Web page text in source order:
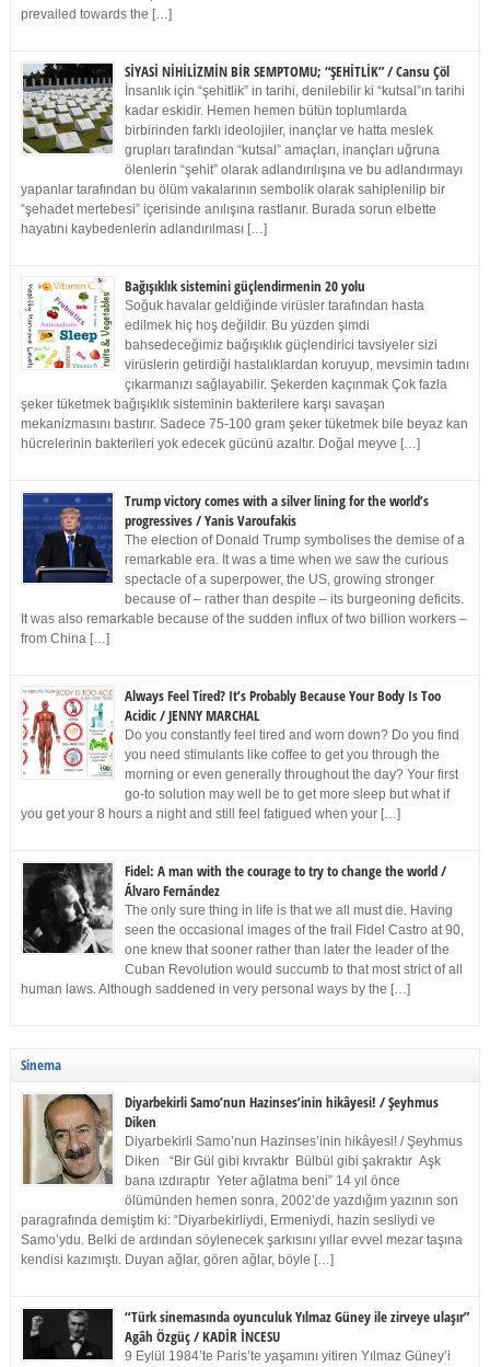
prevailed towards the […]
SİYASİ NİHİLİZMİN BİR SEMPTOMU; “ŞEHİTLİK” / Cansu Çöl
İnsanlık için “şehitlik” in tarihi, denilebilir ki “kutsal”ın tarihi
kadar eskidir. Hemen hemen bütün toplumlarda
birbirinden farklı ideolojiler, inançlar ve hatta meslek
grupları tarafından “kutsal” amaçları, inançları uğruna
ölenlerin “şehit” olarak adlandırılışına ve bu adlandırmayı
yapanlar tarafından bu ölüm vakalarının sembolik olarak sahiplenilip bir
“şehadet mertebesi” içerisinde anılışına rastlanır. Burada sorun elbette
hayatını kaybedenlerin adlandırılması […]
Bağışıklık sistemini güçlendirmenin 20 yolu
Soğuk havalar geldiğinde virüsler tarafından hasta
edilmek hiç hoş değildir. Bu yüzden şimdi
bahsedeceğimiz bağışıklık güçlendirici tavsiyeler sizi
virüslerin getirdiği hastalıklardan koruyup, mevsimin tadını
çıkarmanızı sağlayabilir. Şekerden kaçınmak Çok fazla
şeker tüketmek bağışıklık sisteminin bakterilere karşı savaşan
mekanizmasını bastırır. Sadece 75-100 gram şeker tüketmek bile beyaz kan
hücrelerinin bakterileri yok edecek gücünü azaltır. Doğal meyve […]
Trump victory comes with a silver lining for the world’s
progressives / Yanis Varoufakis
The election of Donald Trump symbolises the demise of a
remarkable era. It was a time when we saw the curious
spectacle of a superpower, the US, growing stronger
because of – rather than despite – its burgeoning deficits.
It was also remarkable because of the sudden influx of two billion workers –
from China […]
Always Feel Tired? It’s Probably Because Your Body Is Too
Acidic / JENNY MARCHAL
Do you constantly feel tired and worn down? Do you find
you need stimulants like coffee to get you through the
morning or even generally throughout the day? Your first
go-to solution may well be to get more sleep but what if
you get your 8 hours a night and still feel fatigued when your […]
Fidel: A man with the courage to try to change the world /
Álvaro Fernández
The only sure thing in life is that we all must die. Having
seen the occasional images of the frail Fidel Castro at 90,
one knew that sooner rather than later the leader of the
Cuban Revolution would succumb to that most strict of all
human laws. Although saddened in very personal ways by the […]
Sinema
Diyarbekirli Samo’nun Hazinses’inin hikâyesi! / Şeyhmus
Diken
Diyarbekirli Samo’nun Hazinses’inin hikâyesi! / Şeyhmus
Diken “Bir Gül gibi kıvraktır Bülbül gibi şakraktır Aşk
bana ızdıraptır Yeter ağlatma beni” 14 yıl önce
ölümünden hemen sonra, 2002’de yazdığım yazının son
paragrafında demiştim ki: “Diyarbekirliydi, Ermeniydi, hazin sesliydi ve
Samo’ydu. Belki de ardından söylenecek şarkısını yıllar evvel mezar taşına
kendisi kazımıştı. Duyan ağlar, gören ağlar, böyle […]
“Türk sinemasında oyunculuk Yılmaz Güney ile zirveye ulaşır”
Agâh Özgüç / KADİR İNCESU
9 Eylül 1984’te Paris’te yaşamını yitiren Yılmaz Güney’i